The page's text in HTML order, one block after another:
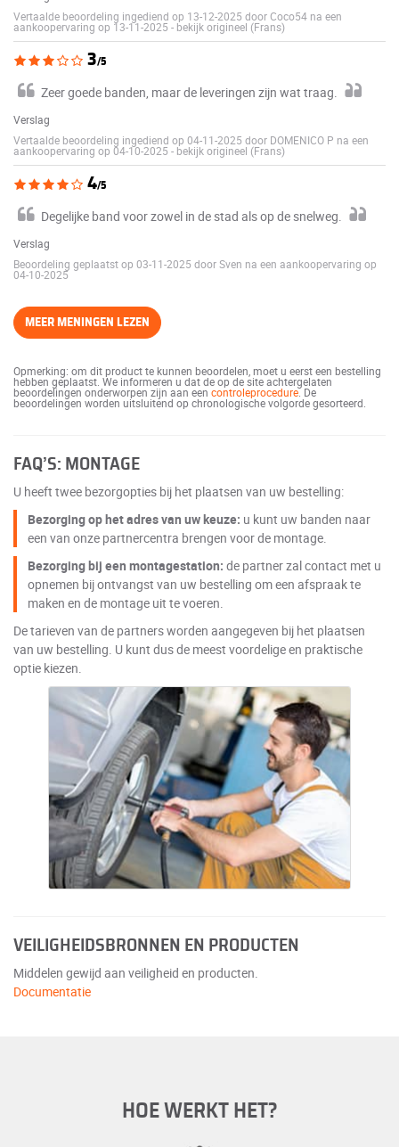
Vertaalde beoordeling ingediend op 13-12-2025 door Coco54 na een
aankoopervaring op 13-11-2025 - bekijk origineel (Frans)
3/5
Zeer goede banden, maar de leveringen zijn wat traag.
Verslag
Vertaalde beoordeling ingediend op 04-11-2025 door DOMENICO P na een
aankoopervaring op 04-10-2025 - bekijk origineel (Frans)
4/5
Degelijke band voor zowel in de stad als op de snelweg.
Verslag
Beoordeling geplaatst op 03-11-2025 door Sven na een aankoopervaring op
04-10-2025
MEER MENINGEN LEZEN
Opmerking: om dit product te kunnen beoordelen, moet u eerst een bestelling
hebben geplaatst. We informeren u dat de op de site achtergelaten
beoordelingen onderworpen zijn aan een controleprocedure. De
beoordelingen worden uitsluitend op chronologische volgorde gesorteerd.
FAQ’S: MONTAGE
U heeft twee bezorgopties bij het plaatsen van uw bestelling:
Bezorging op het adres van uw keuze: u kunt uw banden naar
een van onze partnercentra brengen voor de montage.
Bezorging bij een montagestation: de partner zal contact met u
opnemen bij ontvangst van uw bestelling om een afspraak te
maken en de montage uit te voeren.
De tarieven van de partners worden aangegeven bij het plaatsen
van uw bestelling. U kunt dus de meest voordelige en praktische
optie kiezen.
VEILIGHEIDSBRONNEN EN PRODUCTEN
Middelen gewijd aan veiligheid en producten.
Documentatie
HOE WERKT HET?